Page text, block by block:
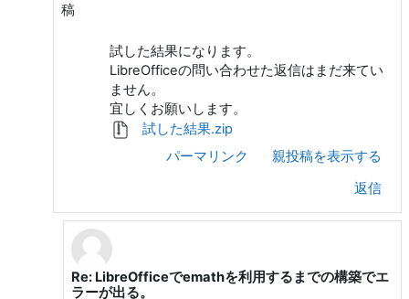
稿
試した結果になります。
LibreOfficeの問い合わせた返信はまだ来てい
ません。
宜しくお願いします。
試した結果.zip
パーマリンク
親投稿を表示する
返信
isahaya sigure への返信
Re: LibreOfficeでemathを利用するまでの構築でエ
ラーが出る。